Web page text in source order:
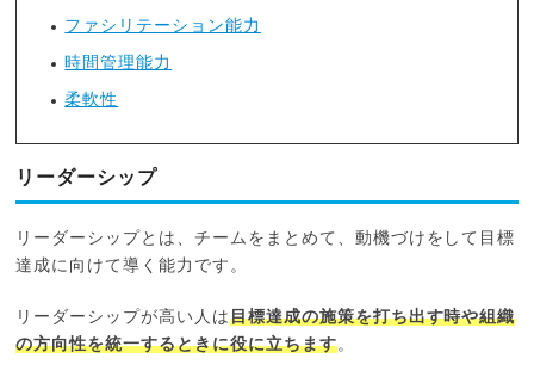
ファシリテーション能力
時間管理能力
柔軟性
リーダーシップ
リーダーシップとは、チームをまとめて、動機づけをして目標
達成に向けて導く能力です。
リーダーシップが高い人は目標達成の施策を打ち出す時や組織
の方向性を統一するときに役に立ちます。